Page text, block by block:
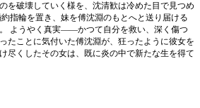
を破壊していく様を、沈清歓は冷めた目で見つめ
指輪を置き、妹を傅沈淵のもとへと送り届ける
ようやく真実――かつて自分を救い、深く傷つ
たことに気付いた傅沈淵が、狂ったように彼女を
尽くしたその女は、既に炎の中で新たな生を得て